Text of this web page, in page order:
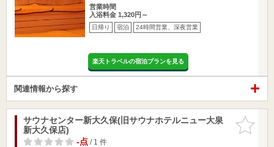
営業時間
入浴料金 1,320円～
日帰り 宿泊 24時間営業、深夜営業
楽天トラベルの宿泊プランを見る
関連情報から探す
お気に入
りに追加
サウナセンター新大久保(旧サウナホテルニュー大泉
新大久保店)
-点/ 1 件